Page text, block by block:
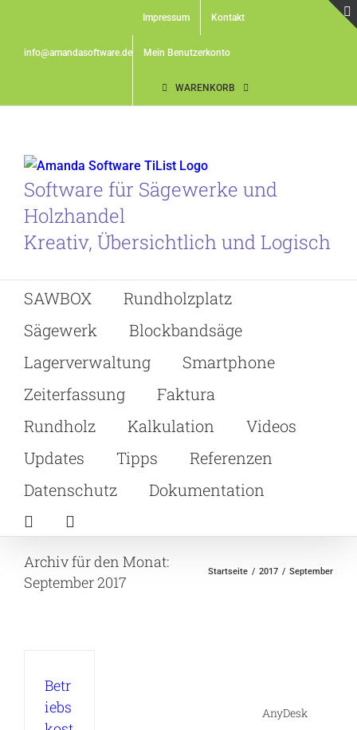
contentinfo@amandasoftware.de
Impressum Kontakt
Mein Benutzerkonto
WARENKORB
Software für Sägewerke und
Holzhandel
Kreativ, Übersichtlich und Logisch
SAWBOX
Rundholzplatz
Sägewerk
Blockbandsäge
Lagerverwaltung
Smartphone
Zeiterfassung
Faktura
Rundholz
Kalkulation
Videos
Updates
Tipps
Referenzen
Datenschutz
Dokumentation
Archiv für den Monat:
September 2017
Startseite 2017 September
Betr
iebs
AnyDesk